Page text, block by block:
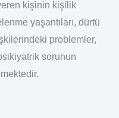
kişinin kişilik
yaşantıları, dürtü
problemler,
sorunun